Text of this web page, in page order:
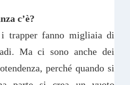
c’è?
i trapper fanno migliaia di
Ma ci sono anche dei
perché quando si